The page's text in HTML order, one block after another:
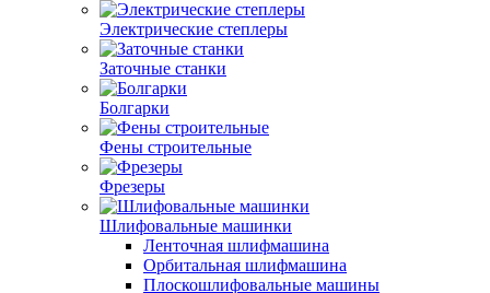
Электрические степлеры
Заточные станки
Болгарки
Фены строительные
Фрезеры
Шлифовальные машинки
Ленточная шлифмашина
Орбитальная шлифмашина
Плоскошлифовальные машины